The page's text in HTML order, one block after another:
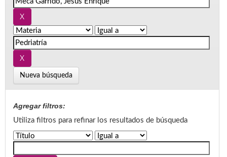
Nueva búsqueda
Agregar filtros:
Utiliza filtros para refinar los resultados de búsqueda